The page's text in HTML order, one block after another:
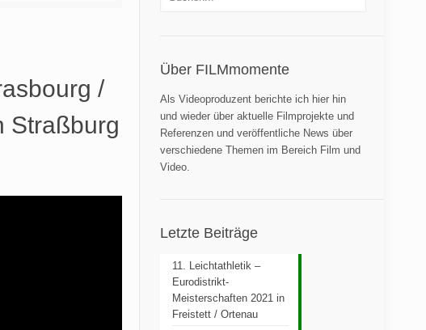
/
Straßburg
Über FILMmomente
Als Videoproduzent berichte ich hier hin
und wieder über aktuelle Filmprojekte und
Referenzen und veröffentliche News über
verschiedene Themen im Bereich Film und
Video.
Letzte Beiträge
11. Leichtathletik –
Eurodistrikt-
Meisterschaften 2021 in
Freistett / Ortenau